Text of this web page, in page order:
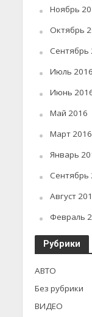
Ноябрь
Октябрь
Сентябрь
Июль 2016
Июнь
Май 2016
Март 2016
Январь
Сентябрь
Август
Февраль
Рубрики
АВТО
Без рубрики
ВИДЕО